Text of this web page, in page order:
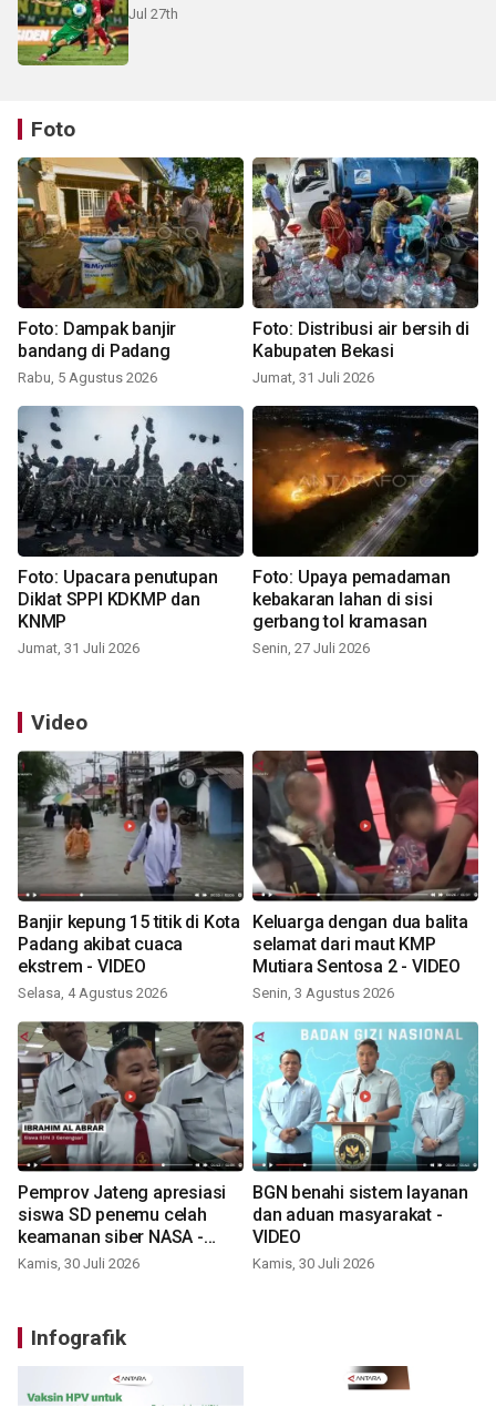
Jul 27th
Foto
Foto: Dampak banjir
bandang di Padang
Rabu, 5 Agustus 2026
Foto: Distribusi air bersih di
Kabupaten Bekasi
Jumat, 31 Juli 2026
Foto: Upacara penutupan
Diklat SPPI KDKMP dan
KNMP
Jumat, 31 Juli 2026
Foto: Upaya pemadaman
kebakaran lahan di sisi
gerbang tol kramasan
Senin, 27 Juli 2026
Video
Banjir kepung 15 titik di Kota
Padang akibat cuaca
ekstrem - VIDEO
Selasa, 4 Agustus 2026
Keluarga dengan dua balita
selamat dari maut KMP
Mutiara Sentosa 2 - VIDEO
Senin, 3 Agustus 2026
Pemprov Jateng apresiasi
siswa SD penemu celah
keamanan siber NASA -
VIDEO
Kamis, 30 Juli 2026
BGN benahi sistem layanan
dan aduan masyarakat -
VIDEO
Kamis, 30 Juli 2026
Infografik